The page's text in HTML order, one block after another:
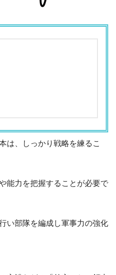
は、しっかり戦略を練るこ
能力を把握することが必要で
い部隊を編成し軍事力の強化